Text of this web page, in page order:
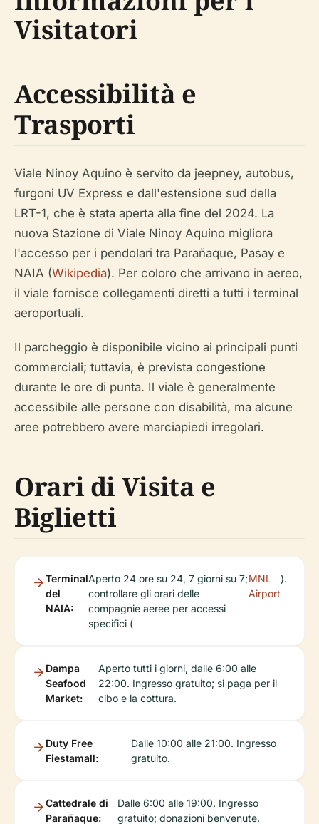
Visitatori
Accessibilità e
Trasporti
Viale Ninoy Aquino è servito da jeepney, autobus,
furgoni UV Express e dall'estensione sud della
LRT-1, che è stata aperta alla fine del 2024. La
nuova Stazione di Viale Ninoy Aquino migliora
l'accesso per i pendolari tra Parañaque, Pasay e
NAIA (Wikipedia). Per coloro che arrivano in aereo,
il viale fornisce collegamenti diretti a tutti i terminal
aeroportuali.
Il parcheggio è disponibile vicino ai principali punti
commerciali; tuttavia, è prevista congestione
durante le ore di punta. Il viale è generalmente
accessibile alle persone con disabilità, ma alcune
aree potrebbero avere marciapiedi irregolari.
Orari di Visita e
Biglietti
Terminal
del
NAIA:
Aperto 24 ore su 24, 7 giorni su 7;
controllare gli orari delle
compagnie aeree per accessi
specifici (
MNL
Airport
).
Dampa
Seafood
Market:
Aperto tutti i giorni, dalle 6:00 alle
22:00. Ingresso gratuito; si paga per il
cibo e la cottura.
Duty Free
Fiestamall:
Dalle 10:00 alle 21:00. Ingresso
gratuito.
Cattedrale di
Parañaque:
Dalle 6:00 alle 19:00. Ingresso
gratuito; donazioni benvenute.